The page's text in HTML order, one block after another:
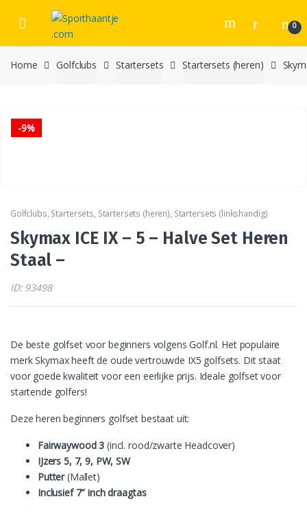
0
Home Golfclubs Startersets Startersets (heren)
-9%
Golfclubs, Startersets, Startersets (heren), Startersets (linkshandig)
Skymax ICE IX – 5 – Halve Set Heren
Staal –
ID: 93498
De beste golfset voor beginners volgens Golf.nl. Het populaire
merk Skymax heeft de oude vertrouwde IX5 golfsets. Dit staat
voor goede kwaliteit voor een eerlijke prijs. Ideale golfset voor
startende golfers!
Deze heren beginners golfset bestaat uit:
Fairwaywood 3(incl. rood/zwarte Headcover)
IJzers 5, 7, 9, PW, SW
Putter(Mallet)
Inclusief 7″ inch draagtas